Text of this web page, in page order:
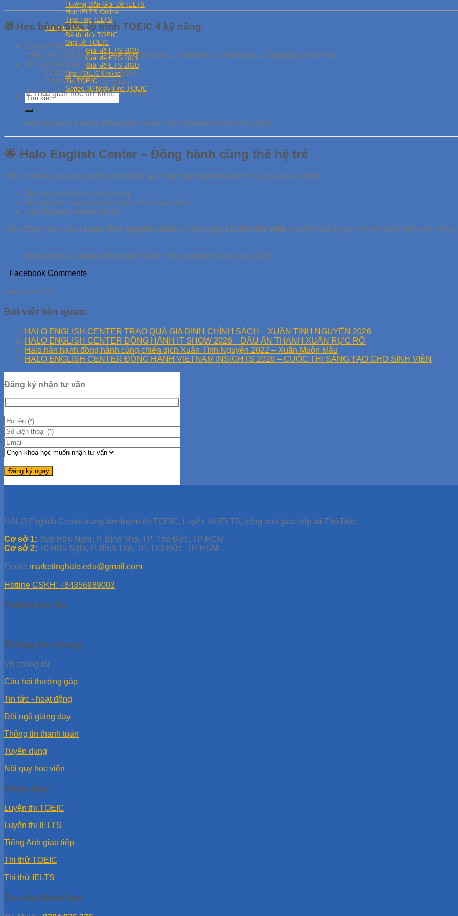
Hướng Dẫn Giải Đề IELTS
Học IELTS Online
Tips Học IELTS
Tài liệu TOEIC
Đề thi thử TOEIC
Giải đề TOEIC
Giải đề ETS 2019
Giải đề ETS 2021
Giải đề ETS 2020
Học TOEIC Online
Tip TOEIC
Series 30 Ngày Học TOEIC
🎁 Học bổng 50% lộ trình TOEIC 4 kỹ năng
Lộ trình học gồm:
Tiếng Anh căn bản → TOEIC Entryway → Gateway → Pathway → Speaking & Writing
📑 Cam kết đầu ra:
TOEIC Nghe – Đọc:600+
TOEIC Nói – Viết: 240+
⏳ Thời gian học dự kiến: 12 tháng
Halo English Center đồng hành Xuân Tình Nguyện HCM-UTE 2026
🌟 Halo English Center – Đồng hành cùng thế hệ trẻ
Đối với Halo, giáo dục không chỉ dừng lại ở việc đào tạo tiếng Anh mà còn là hành trình:
Gieo mầm tri thức và kỹ năng
Đồng hành cùng sinh viên phát triển bản thân
Lan tỏa trách nhiệm xã hội
Việc đồng hành cùng Xuân Tình Nguyện 2026 và đóng góp 10.000.000 VNĐ là một phần trong cam kết phát triển bền
Halo English Center đồng hành Xuân Tình Nguyện HCM-UTE 2026
Facebook Comments
Lượt xem: 23
Bài viết liên quan:
HALO ENGLISH CENTER TRAO QUÀ GIA ĐÌNH CHÍNH SÁCH – XUÂN TÌNH NGUYỆN 2026
HALO ENGLISH CENTER ĐỒNG HÀNH IT SHOW 2026 – DẤU ẤN THANH XUÂN RỰC RỠ
Halo hân hạnh đồng hành cùng chiến dịch Xuân Tình Nguyện 2022 – Xuân Muôn Màu
HALO ENGLISH CENTER ĐỒNG HÀNH VIETNAM INSIGHTS 2026 – CUỘC THI SÁNG TẠO CHO SINH VIÊN
Đăng ký nhận tư vấn
HALO English Center trung tâm luyện thi TOEIC, Luyện thi IELTS, tiếng anh giao tiếp tại Thủ Đức.
Cơ sở 1: 35B Hữu Nghị, P. Bình Thọ, TP. Thủ Đức, TP HCM
Cơ sở 2: 70 Hữu Nghị, P. Bình Thọ, TP. Thủ Đức, TP HCM
Email: marketinghalo.edu@gmail.com
Hotline CSKH: +84356989003
Follow Us On
Thông tin chung
Về chúng tôi
Câu hỏi thường gặp
Tin tức - hoạt động
Đội ngũ giảng dạy
Thông tin thanh toán
Tuyển dụng
Nội quy học viên
Khóa học
Luyện thi TOEIC
Luyện thi IELTS
Tiếng Anh giao tiếp
Thi thử TOEIC
Thi thử IELTS
Tư vấn khóa học